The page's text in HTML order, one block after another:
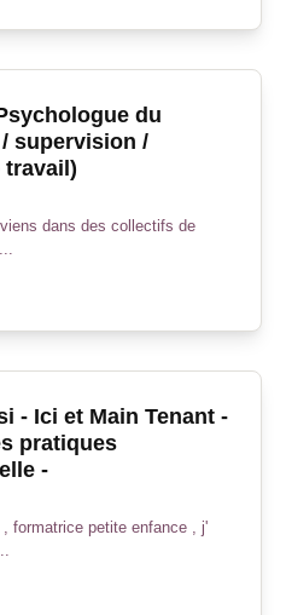
du
supervision /
dans des collectifs de
- Ici et Main Tenant -
pratiques
-
formatrice petite enfance , j'